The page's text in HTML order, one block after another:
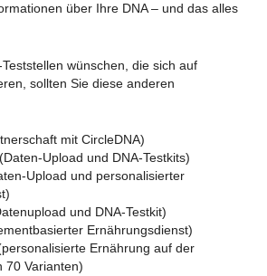
über Ihre DNA – und das alles
wünschen, die sich auf
sollten Sie diese anderen
mit CircleDNA)
(Daten-Upload und DNA-Testkits)
Upload und personalisierter
und DNA-Testkit)
Ernährungsdienst)
Ernährung auf der
70 Varianten)